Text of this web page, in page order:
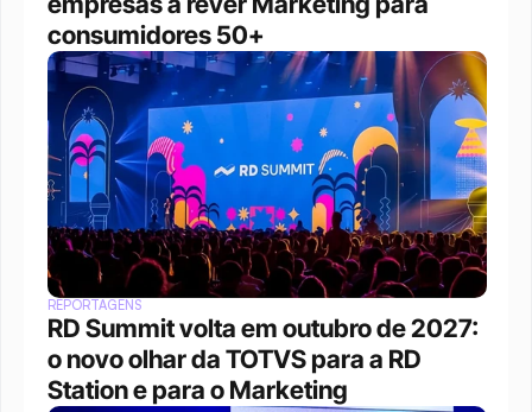
consumidores 50+
REPORTAGENS
RD Summit volta em outubro de 2027:
o novo olhar da TOTVS para a RD
Station e para o Marketing